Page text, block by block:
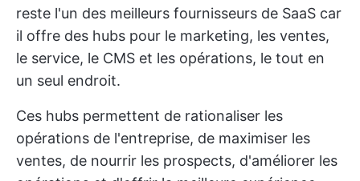
reste l'un des meilleurs fournisseurs de SaaS car
il offre des hubs pour le marketing, les ventes,
le service, le CMS et les opérations, le tout en
un seul endroit.
Ces hubs permettent de rationaliser les
opérations de l'entreprise, de maximiser les
ventes, de nourrir les prospects, d'améliorer les